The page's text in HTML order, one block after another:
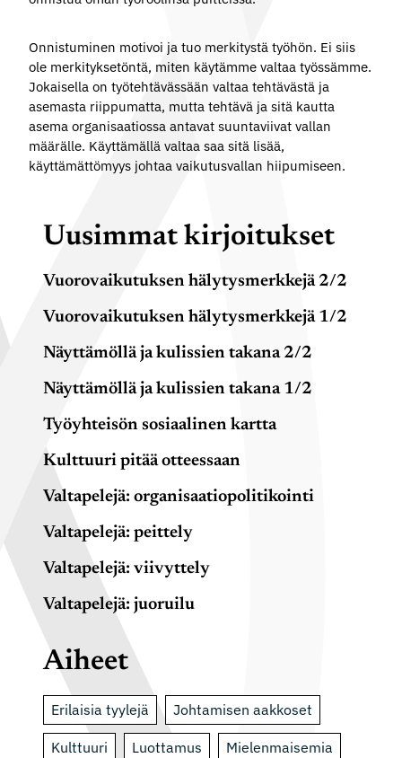
Onnistuminen motivoi ja tuo merkitystä työhön. Ei siis
ole merkityksetöntä, miten käytämme valtaa työssämme.
Jokaisella on työtehtävässään valtaa tehtävästä ja
asemasta riippumatta, mutta tehtävä ja sitä kautta
asema organisaatiossa antavat suuntaviivat vallan
määrälle. Käyttämällä valtaa saa sitä lisää,
käyttämättömyys johtaa vaikutusvallan hiipumiseen.
Uusimmat kirjoitukset
Vuorovaikutuksen hälytysmerkkejä 2/2
Vuorovaikutuksen hälytysmerkkejä 1/2
Näyttämöllä ja kulissien takana 2/2
Näyttämöllä ja kulissien takana 1/2
Työyhteisön sosiaalinen kartta
Kulttuuri pitää otteessaan
Valtapelejä: organisaatiopolitikointi
Valtapelejä: peittely
Valtapelejä: viivyttely
Valtapelejä: juoruilu
Aiheet
Erilaisia tyylejä Johtamisen aakkoset
Kulttuuri Luottamus Mielenmaisemia